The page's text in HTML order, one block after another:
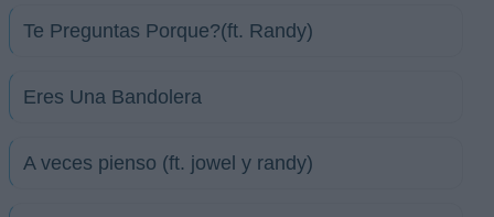
Te Preguntas Porque?(ft. Randy)
Eres Una Bandolera
A veces pienso (ft. jowel y randy)